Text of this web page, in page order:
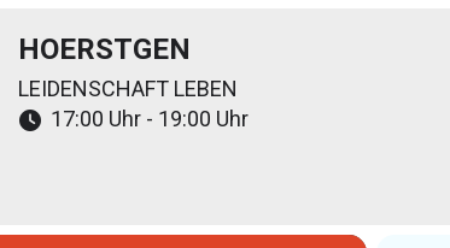
HOERSTGEN
LEIDENSCHAFT LEBEN
17:00 Uhr - 19:00 Uhr